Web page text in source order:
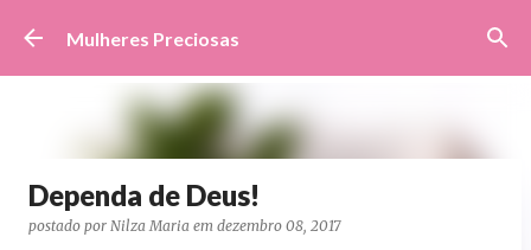
Pular para o conteúdo principal
Mulheres Preciosas
Dependa de Deus!
postado por Nilza Maria em dezembro 08, 2017